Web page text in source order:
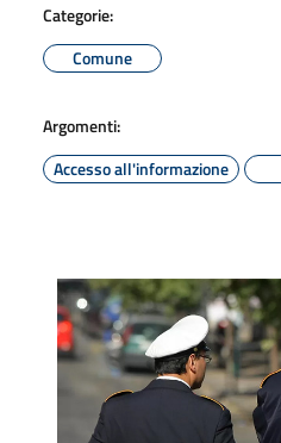
Categorie:
Comune
Argomenti:
Accesso all'informazione